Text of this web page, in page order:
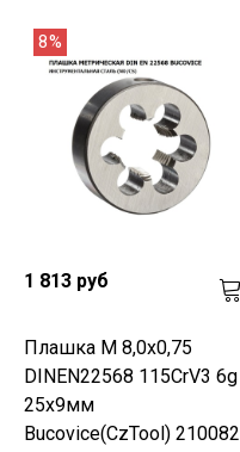
8%
1 813 руб
Плашка М 8,0х0,75
DINEN22568 115CrV3 6g
25х9мм
Bucovice(CzTool) 210082